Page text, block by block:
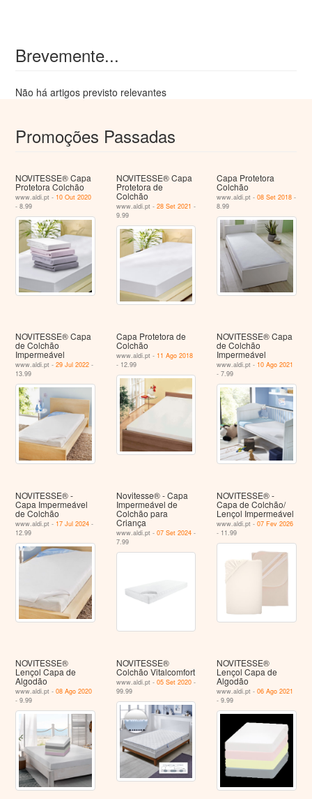
Brevemente...
Não há artigos previsto relevantes
Promoções Passadas
NOVITESSE® Capa
Protetora Colchão
www.aldi.pt - 10 Out 2020
- 8.99
NOVITESSE® Capa
Protetora de
Colchão
www.aldi.pt - 28 Set 2021 -
9.99
Capa Protetora
Colchão
www.aldi.pt -08 Set 2018 -
8.99
NOVITESSE® Capa
de Colchão
Impermeável
www.aldi.pt -29 Jul 2022 -
13.99
Capa Protetora de
Colchão
www.aldi.pt - 11 Ago 2018
- 12.99
NOVITESSE® Capa
de Colchão
Impermeável
www.aldi.pt - 10 Ago 2021
- 7.99
NOVITESSE® -
Capa Impermeável
de Colchão
www.aldi.pt - 17 Jul 2024 -
12.99
Novitesse® - Capa
Impermeável de
Colchão para
Criança
www.aldi.pt - 07 Set 2024-
7.99
NOVITESSE® -
Capa de Colchão/
Lençol Impermeável
www.aldi.pt -07 Fev 2026
- 11.99
NOVITESSE®
Lençol Capa de
Algodão
www.aldi.pt -08 Ago 2020
- 9.99
NOVITESSE®
Colchão Vitalcomfort
www.aldi.pt - 05 Set 2020-
99.99
NOVITESSE®
Lençol Capa de
Algodão
www.aldi.pt -06 Ago 2021
- 9.99